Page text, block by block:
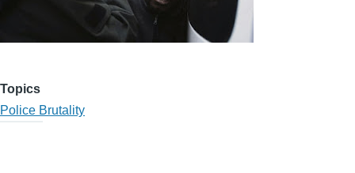
Topics
Police Brutality